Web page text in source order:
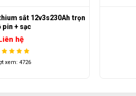
sắt 12v3s230Ah trọn
pin + sạc
hệ
xem: 4726